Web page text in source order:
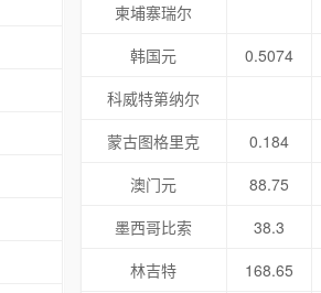
柬埔寨瑞尔
韩国元
0.5074
科威特第纳尔
蒙古图格里克
0.184
澳门元
88.75
墨西哥比索
38.3
林吉特
168.65